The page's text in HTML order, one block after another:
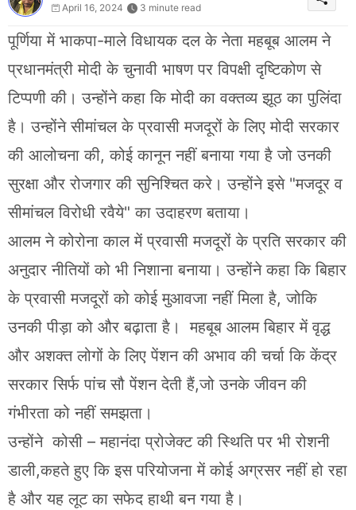
April 16, 2024
3 minute read
पूर्णिया में भाकपा-माले विधायक दल के नेता महबूब आलम ने
प्रधानमंत्री मोदी के चुनावी भाषण पर विपक्षी दृष्टिकोण से
टिप्पणी की। उन्होंने कहा कि मोदी का वक्तव्य झूठ का पुलिंदा
है। उन्होंने सीमांचल के प्रवासी मजदूरों के लिए मोदी सरकार
की आलोचना की, कोई कानून नहीं बनाया गया है जो उनकी
सुरक्षा और रोजगार की सुनिश्चित करे। उन्होंने इसे "मजदूर व
सीमांचल विरोधी रवैये" का उदाहरण बताया।
आलम ने कोरोना काल में प्रवासी मजदूरों के प्रति सरकार की
अनुदार नीतियों को भी निशाना बनाया। उन्होंने कहा कि बिहार
के प्रवासी मजदूरों को कोई मुआवजा नहीं मिला है, जोकि
उनकी पीड़ा को और बढ़ाता है। महबूब आलम बिहार में वृद्ध
और अशक्त लोगों के लिए पेंशन की अभाव की चर्चा कि केंद्र
सरकार सिर्फ पांच सौ पेंशन देती हैं,जो उनके जीवन की
गंभीरता को नहीं समझता।
उन्होंने कोसी – महानंदा प्रोजेक्ट की स्थिति पर भी रोशनी
डाली,कहते हुए कि इस परियोजना में कोई अग्रसर नहीं हो रहा
है और यह लूट का सफेद हाथी बन गया है।